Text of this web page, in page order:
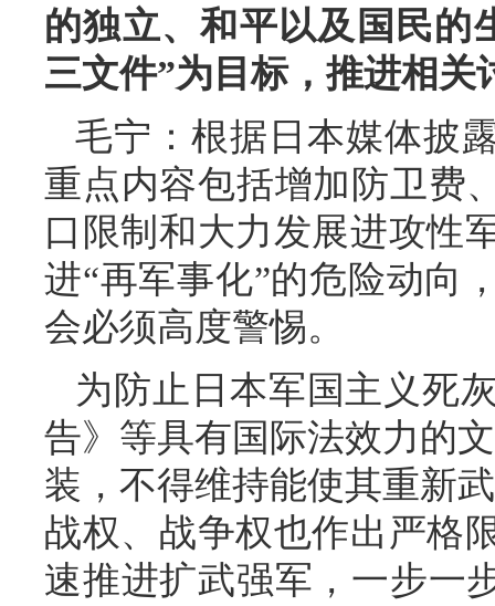
的独立、和平以及国民的
三文件”为目标，推进相
毛宁：根据日本媒体披
重点内容包括增加防卫费
口限制和大力发展进攻性
进“再军事化”的危险动向
会必须高度警惕。
为防止日本军国主义死
告》等具有国际法效力的
装，不得维持能使其重新
战权、战争权也作出严格
速推进扩武强军，一步一